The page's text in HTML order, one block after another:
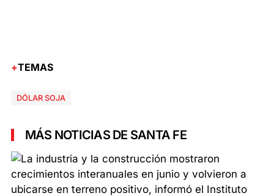
TEMAS
DÓLAR SOJA
MÁS NOTICIAS DE SANTA FE